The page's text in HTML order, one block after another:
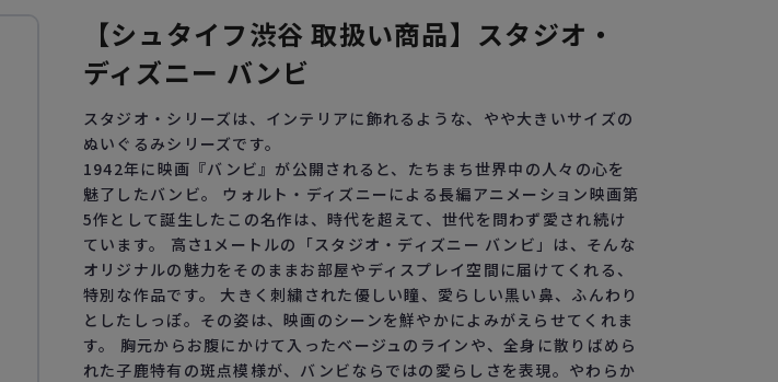
【シュタイフ渋谷 取扱い商品】スタジオ・
ディズニー バンビ
スタジオ・シリーズは、インテリアに飾れるような、やや大きいサイズの
ぬいぐるみシリーズです。
1942年に映画『バンビ』が公開されると、たちまち世界中の人々の心を
魅了したバンビ。 ウォルト・ディズニーによる長編アニメーション映画第
5作として誕生したこの名作は、時代を超えて、世代を問わず愛され続け
ています。 高さ1メートルの「スタジオ・ディズニー バンビ」は、そんな
オリジナルの魅力をそのままお部屋やディスプレイ空間に届けてくれる、
特別な作品です。 大きく刺繍された優しい瞳、愛らしい黒い鼻、ふんわり
としたしっぽ。その姿は、映画のシーンを鮮やかによみがえらせてくれま
す。 胸元からお腹にかけて入ったベージュのラインや、全身に散りばめら
れた子鹿特有の斑点模様が、バンビならではの愛らしさを表現。やわらか